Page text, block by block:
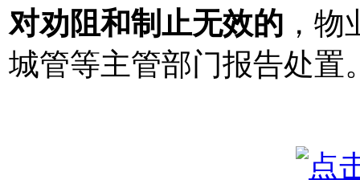
对劝阻和制止无效的 ，
城管等主管部门报告处置